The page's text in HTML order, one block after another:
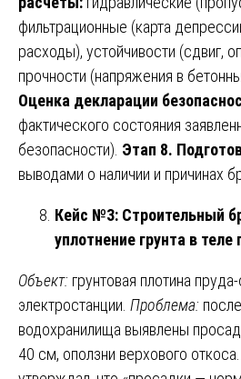
фильтрационные (карта
расходы), устойчивости (сдвиг,
прочности (напряжения в
Оценка декларации
фактического состояния
безопасности). Этап 8.
выводами о наличии и причинах
Кейс №3: Строительный
уплотнение грунта в
Объект: грунтовая плотина
электростанции. Проблема:
водохранилища выявлены
40 см, оползни верхового